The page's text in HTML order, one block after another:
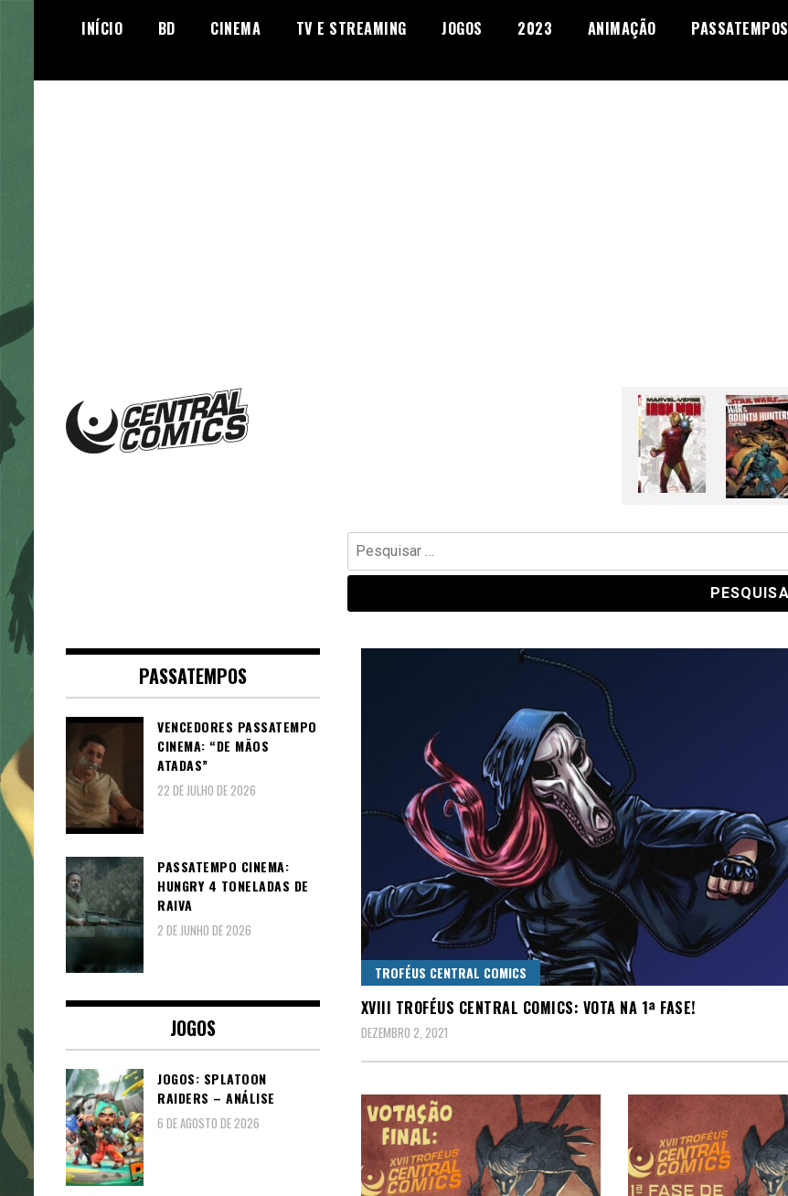
INÍCIO BD CINEMA TV E STREAMING JOGOS 2023 ANIMAÇÃO PASSATEMPOS
Pesquisar
por:
TROFÉUS CENTRAL COMICS
XVIII TROFÉUS CENTRAL COMICS: VOTA NA 1ª FASE!
DEZEMBRO 2, 2021
PASSATEMPOS
VENCEDORES PASSATEMPO
CINEMA: “DE MÃOS
ATADAS”
22 DE JULHO DE 2026
PASSATEMPO CINEMA:
HUNGRY 4 TONELADAS DE
RAIVA
2 DE JUNHO DE 2026
JOGOS
JOGOS: SPLATOON
RAIDERS – ANÁLISE
6 DE AGOSTO DE 2026